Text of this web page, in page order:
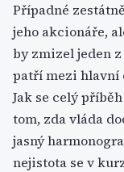
Případné
jeho akcionáře,
by zmizel jeden
patří mezi hlavní
Jak se celý
tom, zda vláda
jasný
nejistota se v